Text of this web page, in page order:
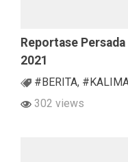
Reportase
2021
#BERITA,
302 views